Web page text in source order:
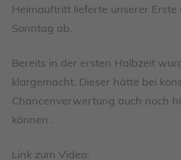
Heimauftritt lieferte unserer Erste
Sonntag ab.
Bereits in der ersten Halbzeit
klargemacht. Dieser hätte bei
Chancenverwertung auch noch
können .
Link zum Video: